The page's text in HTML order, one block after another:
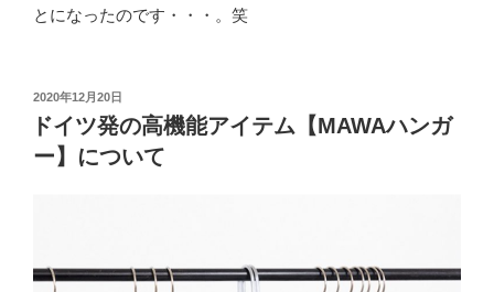
とになったのです・・・。笑
投
稿
日:
2020年12月20日
ドイツ発の高機能アイテム【MAWAハンガ
ー】について